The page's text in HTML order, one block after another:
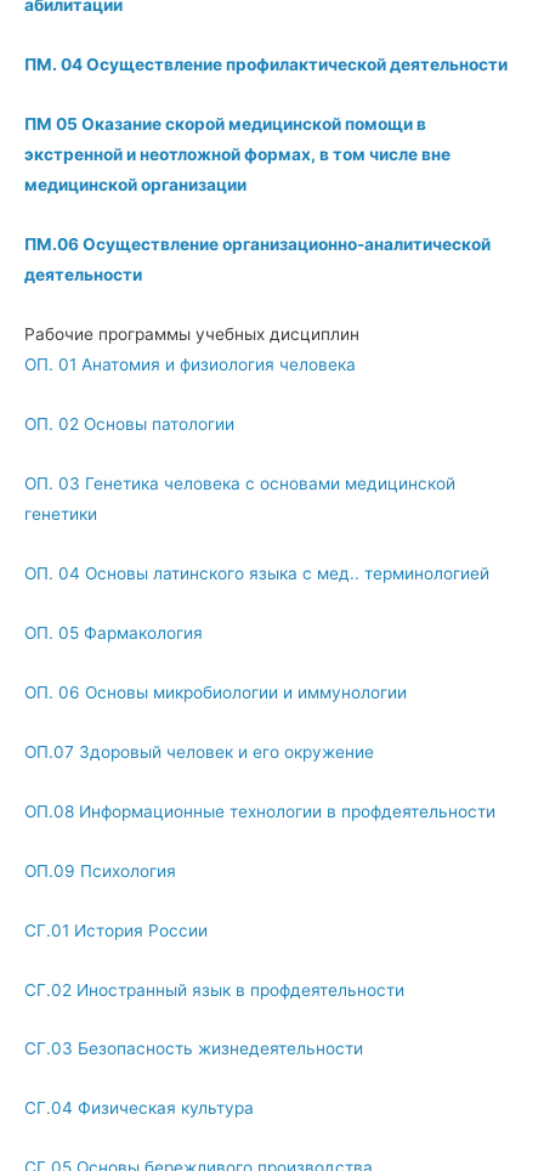
абилитации
ПМ. 04 Осуществление профилактической деятельности
ПМ 05 Оказание скорой медицинской помощи в
экстренной и неотложной формах, в том числе вне
медицинской организации
ПМ.06 Осуществление организационно-аналитической
деятельности
Рабочие программы учебных дисциплин
ОП. 01 Анатомия и физиология человека
ОП. 02 Основы патологии
ОП. 03 Генетика человека с основами медицинской
генетики
ОП. 04 Основы латинского языка с мед.. терминологией
ОП. 05 Фармакология
ОП. 06 Основы микробиологии и иммунологии
ОП.07 Здоровый человек и его окружение
ОП.08 Информационные технологии в профдеятельности
ОП.09 Психология
СГ.01 История России
СГ.02 Иностранный язык в профдеятельности
СГ.03 Безопасность жизнедеятельности
СГ.04 Физическая культура